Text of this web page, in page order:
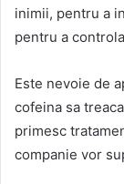
inimii, pentru a
pentru a
Este nevoie de
cofeina sa
primesc
companie vor